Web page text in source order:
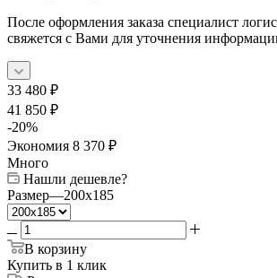
После оформления заказа специалист
свяжется с Вами для уточнения
33 480 ₽
41 850 ₽
-20%
Экономия 8 370 ₽
Много
Нашли дешевле?
Размер—200x185
В корзину
Купить в 1 клик